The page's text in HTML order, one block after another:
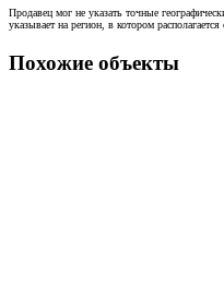
Продавец мог не указать точные
указывает на регион, в котором располагается
Похожие объекты